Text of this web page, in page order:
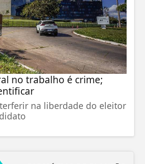
no trabalho é crime;
na liberdade do eleitor